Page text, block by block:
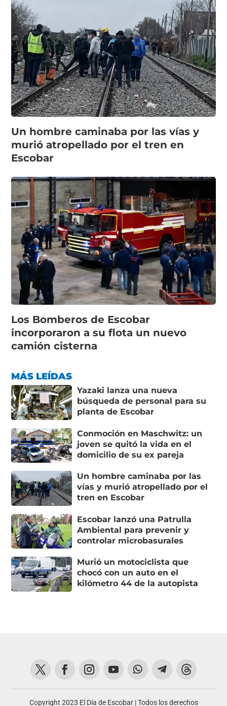
Un hombre caminaba por las vías y
murió atropellado por el tren en
Escobar
Los Bomberos de Escobar
incorporaron a su flota un nuevo
camión cisterna
MÁS LEÍDAS
Yazaki lanza una nueva
búsqueda de personal para su
planta de Escobar
Conmoción en Maschwitz: un
joven se quitó la vida en el
domicilio de su ex pareja
Un hombre caminaba por las
vías y murió atropellado por el
tren en Escobar
Escobar lanzó una Patrulla
Ambiental para prevenir y
controlar microbasurales
Murió un motociclista que
chocó con un auto en el
kilómetro 44 de la autopista
Copyright 2023 El Día de Escobar | Todos los derechos